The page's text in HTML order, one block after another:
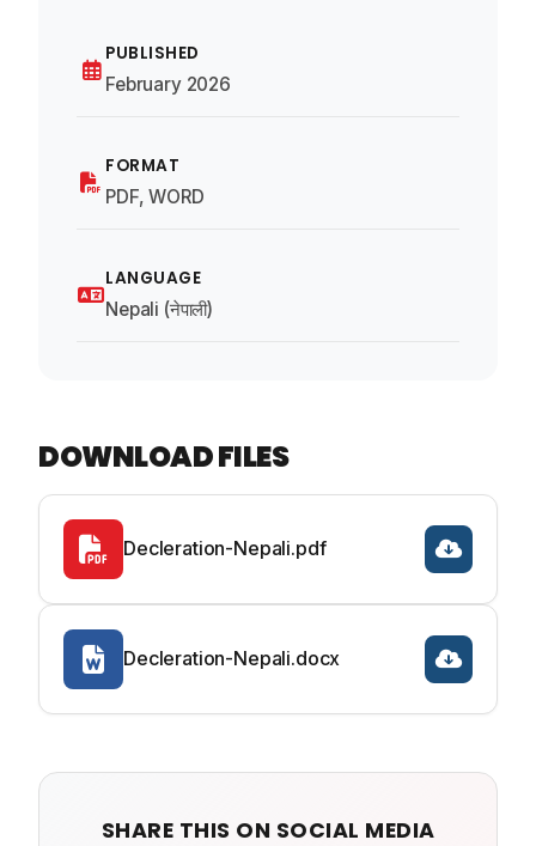
PUBLISHED
February 2026
FORMAT
PDF, WORD
LANGUAGE
Nepali (नेपाली)
DOWNLOAD FILES
Decleration-Nepali.pdf
Decleration-Nepali.docx
SHARE THIS ON SOCIAL MEDIA